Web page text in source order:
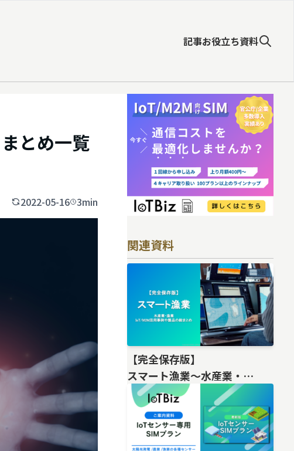
記事お役立ち資料
とめ一覧
2022-05-16 3min
関連資料
【完全保存版】
スマート漁業〜水産業・
漁業IoT/M2M活用事例や製品の総